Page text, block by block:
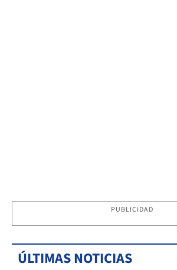
PUBLICIDAD
ÚLTIMAS NOTICIAS